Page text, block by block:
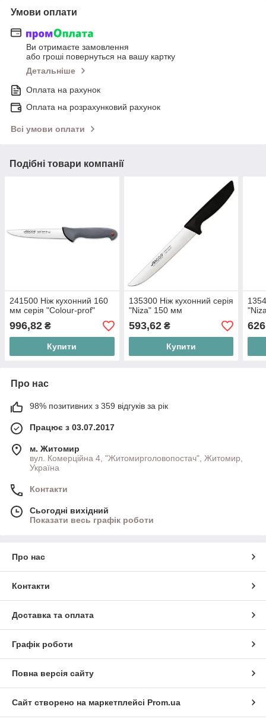
Умови оплати
Ви отримаєте замовлення
або гроші повернуться на вашу картку
Детальніше
Оплата на рахунок
Оплата на розрахунковий рахунок
Всі умови оплати
Подібні товари компанії
241500 Ніж кухонний 160
мм серія "Сolour-prof"
996,82 ₴
Купити
135300 Ніж кухонний серія
"Niza" 150 мм
593,62₴
Купити
Про нас
98% позитивних з 359 відгуків за рік
Працює з 03.07.2017
м. Житомир
вул. Комерційна 4, "Житомирголовопостач", Житомир,
Україна
Контакти
Сьогодні вихідний
Показати весь графік роботи
Про нас
Контакти
Доставка та оплата
Графік роботи
Повна версія сайту
Сайт створено на маркетплейсі Prom.ua